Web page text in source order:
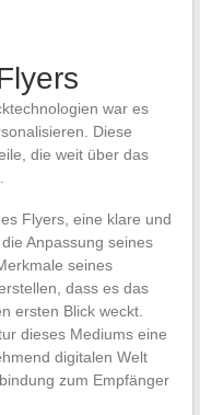
war es
Diese
die weit über das
Flyers, eine klare und
Anpassung seines
seines
dass es das
ersten Blick weckt.
dieses Mediums eine
digitalen Welt
zum Empfänger